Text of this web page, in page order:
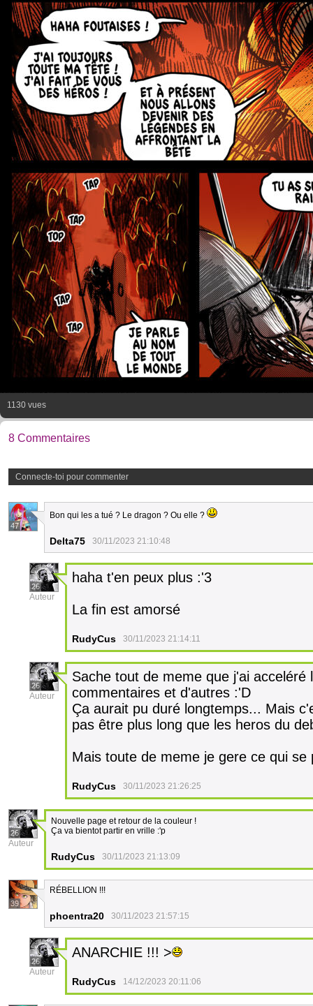
1130 vues
8 Commentaires
Connecte-toi pour commenter
47
Bon qui les a tué ? Le dragon ? Ou elle ?
Delta75 30/11/2023 21:10:48
26
Auteur
haha t'en peux plus :'3
La fin est amorsé
RudyCus 30/11/2023 21:14:11
26
Auteur
Sache tout de meme que j'ai
commentaires et d'autres :'D
Ça aurait pu duré longtemps... Mais
pas être plus long que les heros du
Mais toute de meme je gere ce qui
RudyCus 30/11/2023 21:26:25
26
Auteur
Nouvelle page et retour de la couleur !
Ça va bientot partir en vrille :'p
RudyCus 30/11/2023 21:13:09
39
RÉBELLION !!!
phoentra20 30/11/2023 21:57:15
26
Auteur
ANARCHIE !!! >
RudyCus 14/12/2023 20:11:06